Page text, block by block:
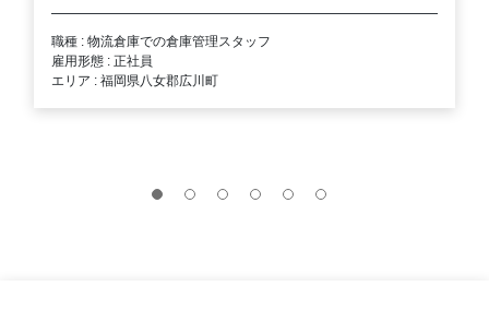
職種 : 物流倉庫での倉庫管理スタッフ
雇用形態 : 正社員
エリア : 福岡県八女郡広川町